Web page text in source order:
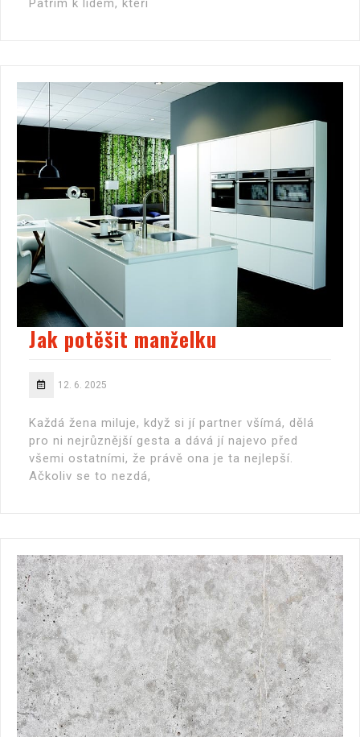
Patřím k lidem, kteří
Jak potěšit manželku
12. 6. 2025
Každá žena miluje, když si jí partner všímá, dělá
pro ni nejrůznější gesta a dává jí najevo před
všemi ostatními, že právě ona je ta nejlepší.
Ačkoliv se to nezdá,